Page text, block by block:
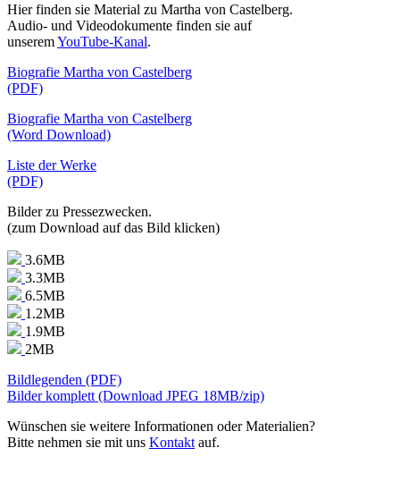
Hier finden sie Material zu Martha von Castelberg.
Audio- und Videodokumente finden sie auf
unseremYouTube-Kanal.
Biografie Martha von Castelberg
(PDF)
Biografie Martha von Castelberg
(Word Download)
Liste der Werke
(PDF)
Bilder zu Pressezwecken.
(zum Download auf das Bild klicken)
3.6MB
3.3MB
6.5MB
1.2MB
1.9MB
2MB
Bildlegenden (PDF)
Bilder komplett (Download JPEG 18MB/zip)
Wünschen sie weitere Informationen oder Materialien?
Bitte nehmen sie mit uns Kontakt auf.